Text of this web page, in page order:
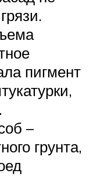
пигмент
–
грунта,